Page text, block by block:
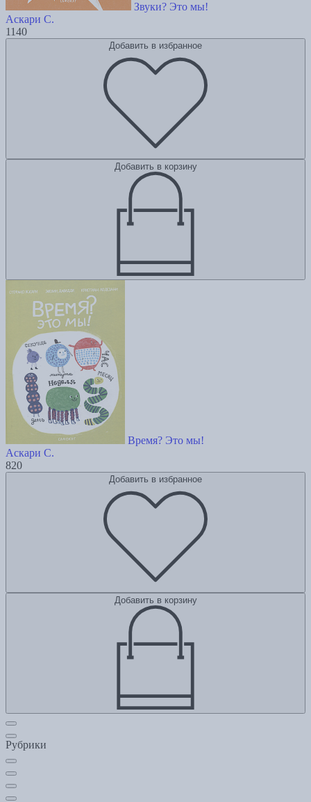
Звуки? Это мы!
Аскари С.
1140
Добавить в избранное
Добавить в корзину
Время? Это мы!
Аскари С.
820
Добавить в избранное
Добавить в корзину
Рубрики